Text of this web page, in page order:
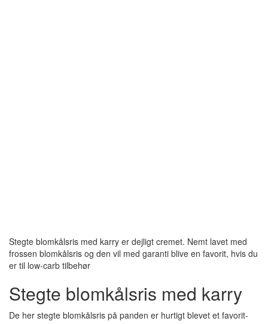
Stegte blomkålsris med karry er dejligt cremet. Nemt lavet med
frossen blomkålsris og den vil med garanti blive en favorit, hvis du
er til low-carb tilbehør
Stegte blomkålsris med karry
De her stegte blomkålsris på panden er hurtigt blevet et favorit-